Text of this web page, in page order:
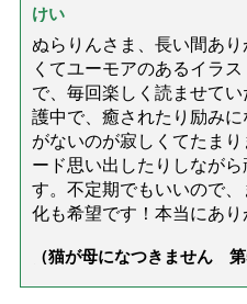
けい
ぬらりんさま、長い間あ
くてユーモアのあるイラ
で、毎回楽しく読ませて
護中で、癒されたり励み
がないのが寂しくてたま
ード思い出したりしなが
す。不定期でもいいので
化も希望です！本当にあり
（猫が母になつきません 第